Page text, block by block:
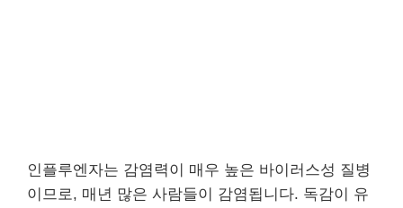
인플루엔자는 감염력이 매우 높은 바이러스성 질병
이므로, 매년 많은 사람들이 감염됩니다. 독감이 유